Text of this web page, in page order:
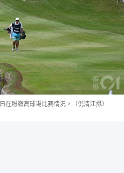
在粉嶺高球場比賽情況。（倪清江攝）